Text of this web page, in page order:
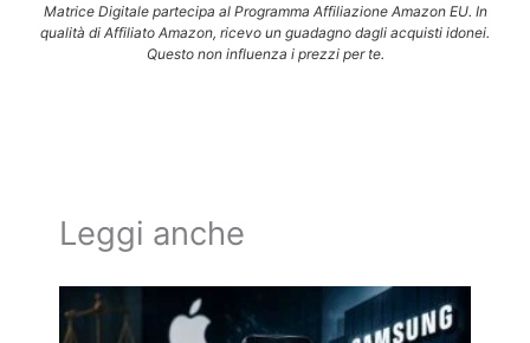
Matrice Digitale partecipa al Programma Affiliazione Amazon EU. In
qualità di Affiliato Amazon, ricevo un guadagno dagli acquisti idonei.
Questo non influenza i prezzi per te.
Leggi anche